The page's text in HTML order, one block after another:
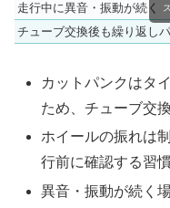
走行中に異音・振動が続く
チューブ交換後も繰り返し
カットパンクはタ
ため、チューブ交
ホイールの振れは
行前に確認する習
異音・振動が続く